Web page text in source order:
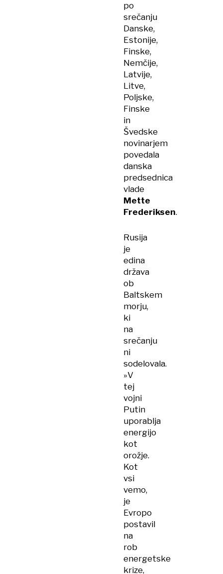
po
srečanju
Danske,
Estonije,
Finske,
Nemčije,
Latvije,
Litve,
Poljske,
Finske
in
Švedske
novinarjem
povedala
danska
predsednica
vlade
Mette
Frederiksen.
Rusija
je
edina
država
ob
Baltskem
morju,
ki
na
srečanju
ni
sodelovala.
»V
tej
vojni
Putin
uporablja
energijo
kot
orožje.
Kot
vsi
vemo,
je
Evropo
postavil
na
rob
energetske
krize,